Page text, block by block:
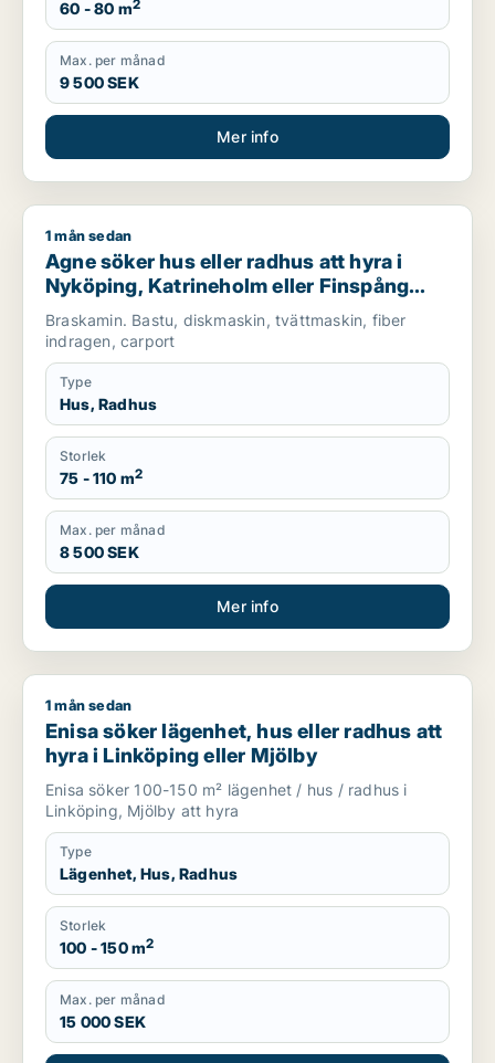
60 - 80 m2
Max. per månad
9 500 SEK
Mer info
Agne söker hus eller radhus att hyra i Nyköping,
1 mån sedan
Agne söker hus eller radhus att hyra i
Nyköping, Katrineholm eller Finspång
m.fl.
Braskamin. Bastu, diskmaskin, tvättmaskin, fiber
indragen, carport
Type
Hus, Radhus
Storlek
75 - 110 m2
Max. per månad
8 500 SEK
Mer info
Enisa söker lägenhet, hus eller radhus att hyra i Linköping
1 mån sedan
Enisa söker lägenhet, hus eller radhus att
hyra i Linköping eller Mjölby
Enisa söker 100-150 m² lägenhet / hus / radhus i
Linköping, Mjölby att hyra
Type
Lägenhet, Hus, Radhus
Storlek
100 - 150 m2
Max. per månad
15 000 SEK